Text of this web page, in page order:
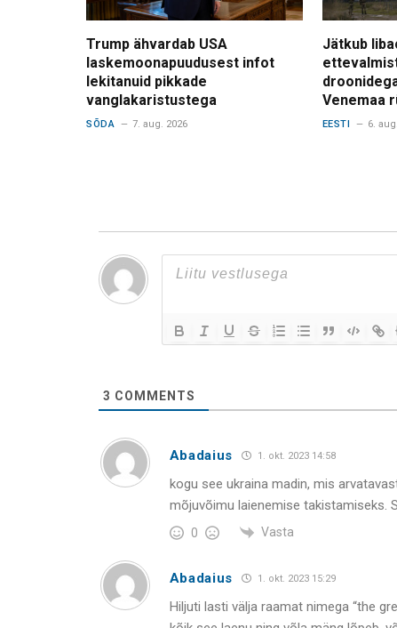
Trump ähvardab USA
laskemoonapuudusest infot
lekitanuid pikkade
vanglakaristustega
SÕDA 7. aug. 2026
Jätkub
Venemaa
EESTI 6.
3 COMMENTS
Abadaius 1. okt. 2023 14:58
kogu see ukraina madin, mis
mõjuvõimu laienemise takistamiseks.
0 Vasta
Abadaius 1. okt. 2023 15:29
Hiljuti lasti välja raamat nimega “the